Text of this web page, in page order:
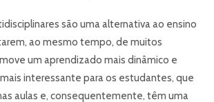
são uma alternativa ao ensino
ao mesmo tempo, de muitos
um aprendizado mais dinâmico e
interessante para os estudantes, que
aulas e, consequentemente, têm uma